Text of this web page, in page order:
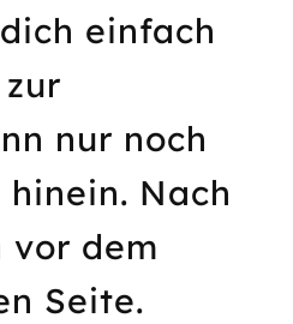
einfach
nur noch
Nach
vor dem
Seite.